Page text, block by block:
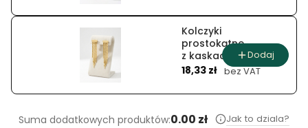
Kolczyki
prostokątne
z kaskadą
łańcuszków
Cena
18,33 zł bez VAT
Dodaj
Suma dodatkowych produktów:0.00 zł Jak to dziala?